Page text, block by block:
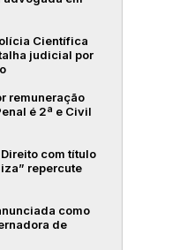
Científica
judicial por
remuneração
é 2ª e Civil
com título
repercute
como
de